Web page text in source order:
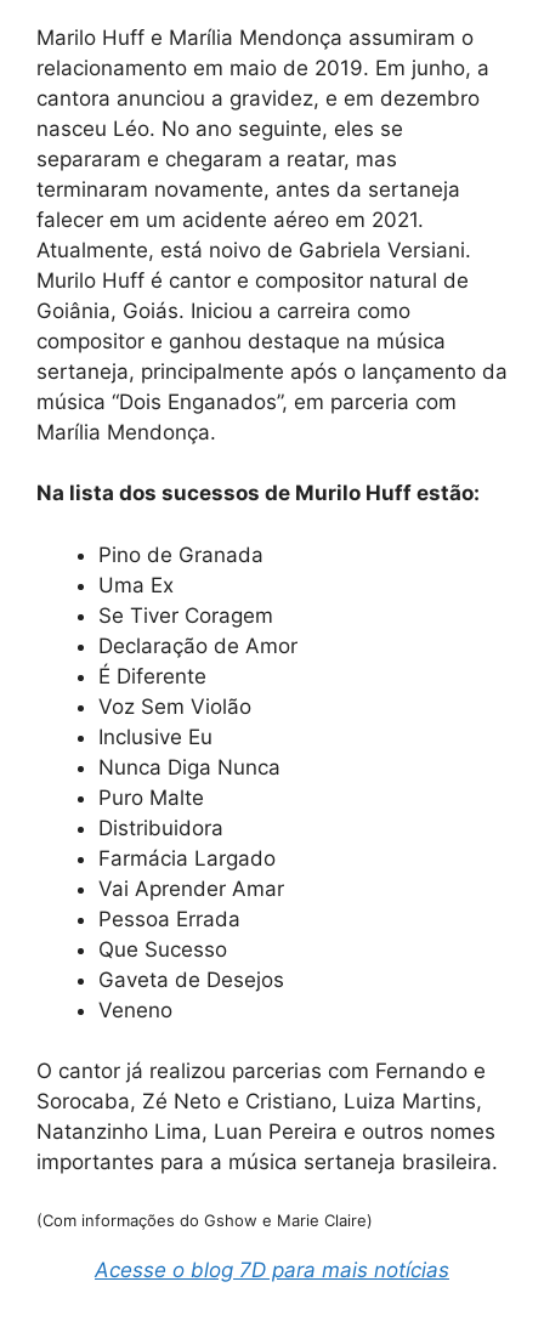
Marilo Huff e Marília Mendonça assumiram o
relacionamento em maio de 2019. Em junho, a
cantora anunciou a gravidez, e em dezembro
nasceu Léo. No ano seguinte, eles se
separaram e chegaram a reatar, mas
terminaram novamente, antes da sertaneja
falecer em um acidente aéreo em 2021.
Atualmente, está noivo de Gabriela Versiani.
Murilo Huff é cantor e compositor natural de
Goiânia, Goiás. Iniciou a carreira como
compositor e ganhou destaque na música
sertaneja, principalmente após o lançamento da
música “Dois Enganados”, em parceria com
Marília Mendonça.
Na lista dos sucessos de Murilo Huff estão:
Pino de Granada
Uma Ex
Se Tiver Coragem
Declaração de Amor
É Diferente
Voz Sem Violão
Inclusive Eu
Nunca Diga Nunca
Puro Malte
Distribuidora
Farmácia Largado
Vai Aprender Amar
Pessoa Errada
Que Sucesso
Gaveta de Desejos
Veneno
O cantor já realizou parcerias com Fernando e
Sorocaba, Zé Neto e Cristiano, Luiza Martins,
Natanzinho Lima, Luan Pereira e outros nomes
importantes para a música sertaneja brasileira.
(Com informações do Gshow e Marie Claire)
Acesse o blog 7D para mais notícias